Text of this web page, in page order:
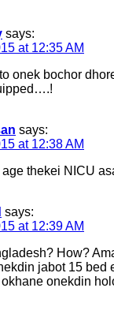
says:
at 12:35 AM
onek bochor
says:
at 12:38 AM
age thekei NICU
says:
at 12:39 AM
How?
jabot 15 bed
onekdin